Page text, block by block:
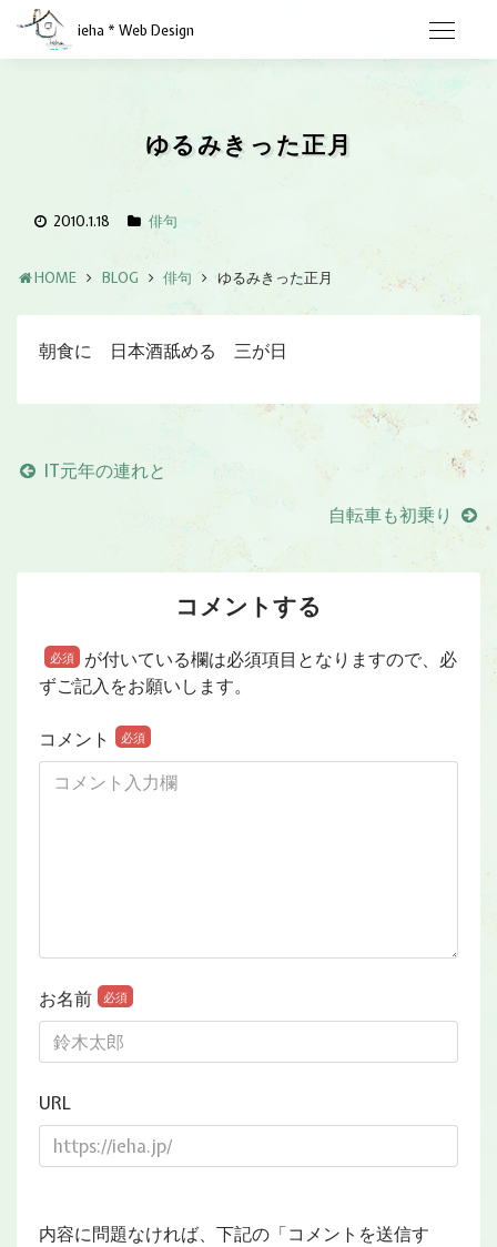
ieha * Web Design
ゆるみきった正月
2010.1.18 俳句
HOME BLOG 俳句 ゆるみきった正月
朝食に 日本酒舐める 三が日
IT元年の連れと
自転車も初乗り
コメントする
必須
が付いている欄は必須項目となりますので、必
ずご記入をお願いします。
コメント 必須
お名前 必須
URL
内容に問題なければ、下記の「コメントを送信す